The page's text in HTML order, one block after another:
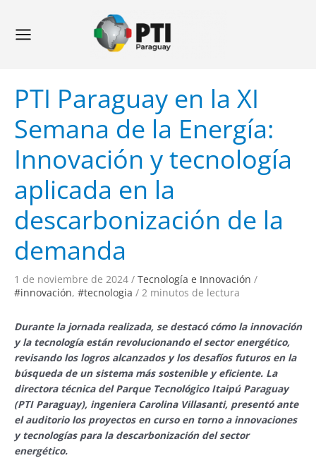
contenido
Menu
PTI Paraguay en la XI
Semana de la Energía:
Innovación y tecnología
aplicada en la
descarbonización de la
demanda
1 de noviembre de 2024 / Tecnología e Innovación /
#innovación, #tecnologia / 2 minutos de lectura
Durante la jornada realizada, se destacó cómo la innovación
y la tecnología están revolucionando el sector energético,
revisando los logros alcanzados y los desafíos futuros en la
búsqueda de un sistema más sostenible y eficiente. La
directora técnica del Parque Tecnológico Itaipú Paraguay
(PTI Paraguay), ingeniera Carolina Villasanti, presentó ante
el auditorio los proyectos en curso en torno a innovaciones
y tecnologías para la descarbonización del sector
energético.
entradas